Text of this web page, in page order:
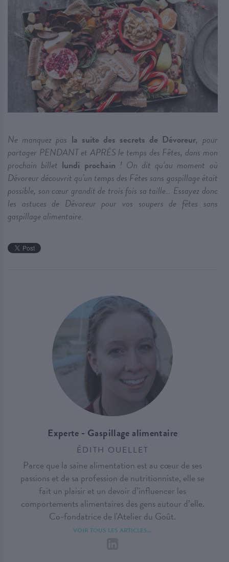
Ne manquez pas la suite des secrets de Dévoreur, pour
partager PENDANT et APRÈS le temps des Fêtes, dans mon
prochain billet lundi prochain ! On dit qu’au moment où
Dévoreur découvrit qu’un temps des Fêtes sans gaspillage était
possible, son cœur grandit de trois fois sa taille… Essayez donc
les astuces de Dévoreur pour vos soupers de fêtes sans
gaspillage alimentaire.
Experte - Gaspillage alimentaire
ÉDITH OUELLET
Parce que la saine alimentation est au cœur de ses
passions et de sa profession de nutritionniste, elle se
fait un plaisir et un devoir d’influencer les
comportements alimentaires des gens autour d’elle.
Co-fondatrice de l'Atelier du Goût.
VOIR TOUS LES ARTICLES...